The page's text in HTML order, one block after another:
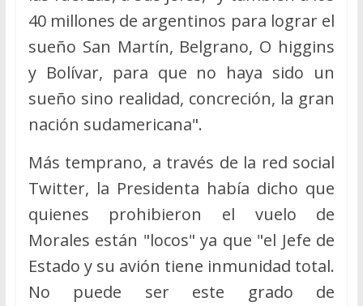
40 millones de argentinos para lograr el
sueño San Martín, Belgrano, O higgins
y Bolívar, para que no haya sido un
sueño sino realidad, concreción, la gran
nación sudamericana".
Más temprano, a través de la red social
Twitter, la Presidenta había dicho que
quienes prohibieron el vuelo de
Morales están "locos" ya que "el Jefe de
Estado y su avión tiene inmunidad total.
No puede ser este grado de